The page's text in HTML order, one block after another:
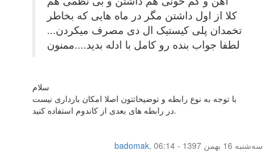
کلا از اول داشتن مگر در ماه هایی که بخاطر
تخمدان پلی کیستیک ال دی مصرف میکردن...
لطفا جواب بنده رو کامل با ادله بدید....ممنون
سلام
با توجه به نوع رابطه و توضیحاتتون اصلا امکان بارداری نیست
در رابطه های بعدی از کاندوم استفاده کنید.
badomak,
سه‌شنبه 16 بهمن 1397 - 06:14